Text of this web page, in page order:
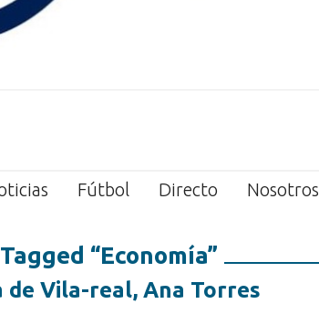
Fútbol Directo Nosotros
“Economía”
Vila-real, Ana Torres